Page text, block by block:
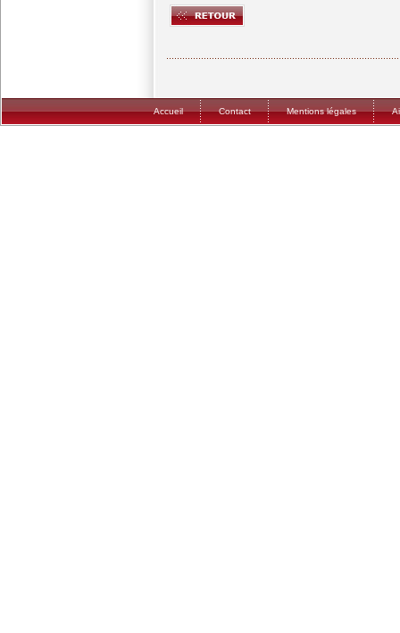
Accueil Contact Mentions légales